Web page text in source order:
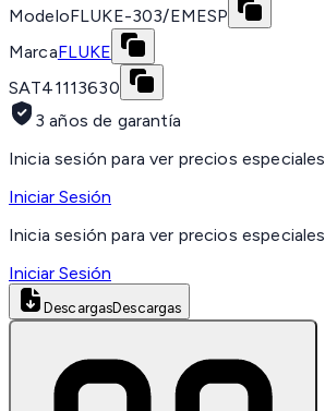
ModeloFLUKE-303/EMESP
MarcaFLUKE
SAT41113630
3 años de garantía
Inicia sesión para ver precios especiales
Iniciar Sesión
Inicia sesión para ver precios especiales
Iniciar Sesión
DescargasDescargas